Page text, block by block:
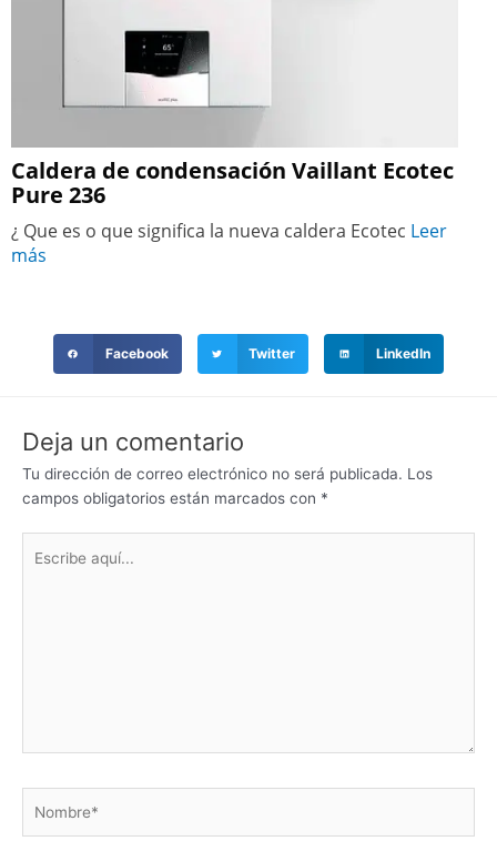
Caldera de condensación Vaillant Ecotec
Pure 236
¿ Que es o que significa la nueva caldera Ecotec Leer
más
Facebook Twitter LinkedIn
Deja un comentario
Tu dirección de correo electrónico no será publicada. Los
campos obligatorios están marcados con *
aquí...